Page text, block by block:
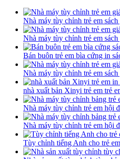
Nhà máy tùy chỉnh trẻ em
Nhà máy tùy chỉnh trẻ em
Bán buôn trẻ em bìa cứng in
Nhà máy tùy chỉnh trẻ em
nhà xuất bản Xinyi trẻ em trẻ
Nhà máy tùy chỉnh trẻ em hội
Nhà máy tùy chỉnh trẻ em hội
Tùy chỉnh tiếng Anh cho trẻ